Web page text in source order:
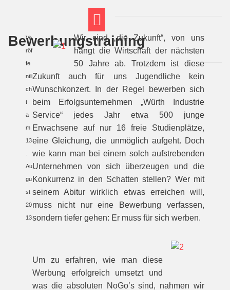
Bewerbungstraining
Ve
röf
fe
ntli
ch
t
a
m
13
Au
gu
st
20
13
Wir sind „die Zukunft“, von uns
hängt die Wirtschaft der nächsten
50 Jahre ab. Trotzdem ist diese
Zukunft auch für uns Jugendliche kein
Wunschkonzert. In der Regel bewerben sich
beim Erfolgsunternehmen „Würth Industrie
Service“ jedes Jahr etwa 500 junge
Erwachsene auf nur 16 freie Studienplätze,
eine Gleichung, die unmöglich aufgeht. Doch
wie kann man bei einem solch aufstrebenden
Unternehmen von sich überzeugen und die
Konkurrenz in den Schatten stellen? Wer mit
seinem Abitur wirklich etwas erreichen will,
muss nicht nur eine Bewerbung verfassen,
sondern tiefer gehen: Er muss für sich werben.
Um zu erfahren, wie man diese
Werbung erfolgreich umsetzt und
was die absoluten NoGo’s sind, nahmen wir